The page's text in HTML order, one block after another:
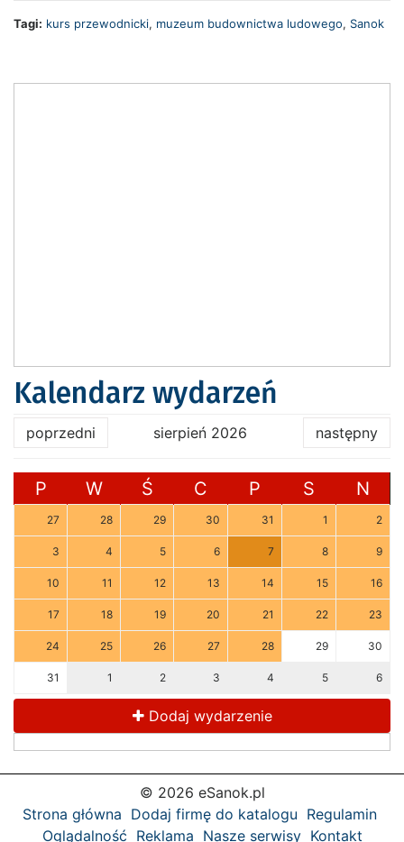
Tagi: kurs przewodnicki, muzeum budownictwa ludowego, Sanok
Kalendarz wydarzeń
poprzedni sierpień 2026 następny
P W Ś C P S N
27 28 29 30 31 1 2
3 4 5 6 7 8 9
10 11 12 13 14 15 16
17 18 19 20 21 22 23
24 25 26 27 28 29 30
31 1 2 3 4 5 6
Dodaj wydarzenie
© 2026 eSanok.pl
Strona główna Dodaj firmę do katalogu Regulamin
Oglądalność Reklama Nasze serwisy Kontakt